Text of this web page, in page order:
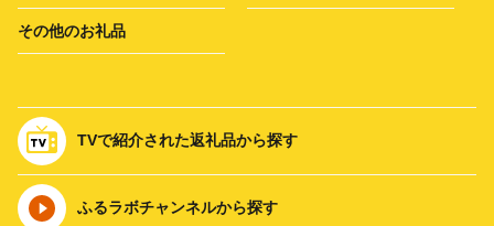
その他のお礼品
TVで紹介された返礼品から探す
ふるラボチャンネルから探す